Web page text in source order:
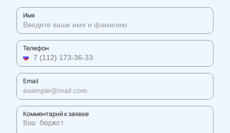
Имя
Телефон
Email
Комментарий к заявке